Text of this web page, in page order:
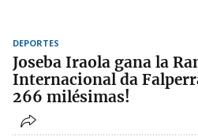
DEPORTES
Joseba Iraola gana la
Internacional da
266 milésimas!